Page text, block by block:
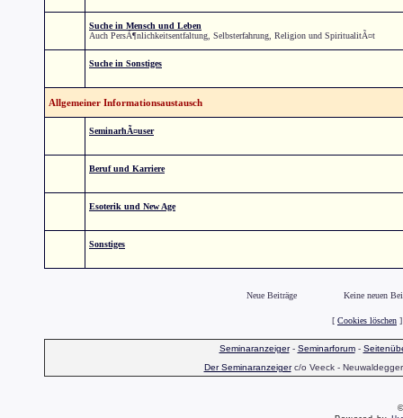
Suche in Mensch und Leben
Auch PersÃ¶nlichkeitsentfaltung, Selbsterfahrung, Religion und SpiritualitÃ¤t
Suche in Sonstiges
Allgemeiner Informationsaustausch
SeminarhÃ¤user
Beruf und Karriere
Esoterik und New Age
Sonstiges
Neue Beiträge Keine neuen
[ Cookies löschen
Seminaranzeiger- Seminarforum-
Der Seminaranzeigerc/o Veeck -